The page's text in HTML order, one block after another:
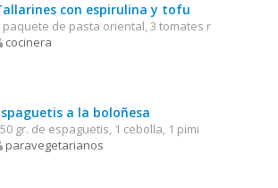
con espirulina y tofu
paquete de pasta oriental, 3 tomates r
cocinera
a la boloñesa
gr. de espaguetis, 1 cebolla, 1 pimi
paravegetarianos